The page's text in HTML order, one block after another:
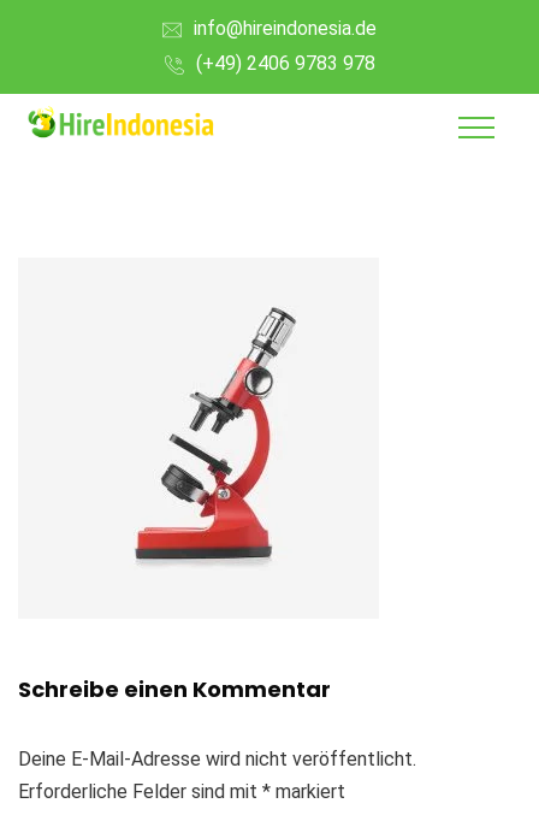
info@hireindonesia.de
(+49) 2406 9783 978
Schreibe einen Kommentar
Deine E-Mail-Adresse wird nicht veröffentlicht.
Erforderliche Felder sind mit * markiert